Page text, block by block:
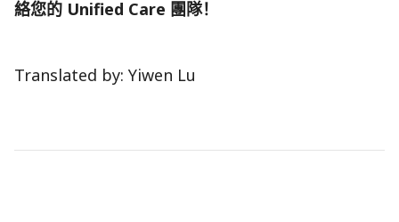
絡您的 Unified Care 團隊！
Translated by: Yiwen Lu